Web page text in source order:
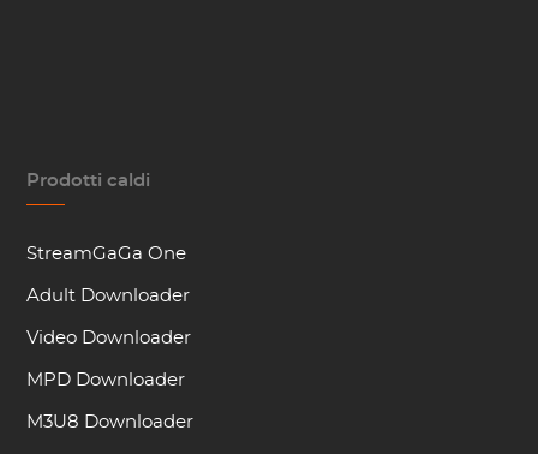
Prodotti caldi
StreamGaGa One
Adult Downloader
Video Downloader
MPD Downloader
M3U8 Downloader